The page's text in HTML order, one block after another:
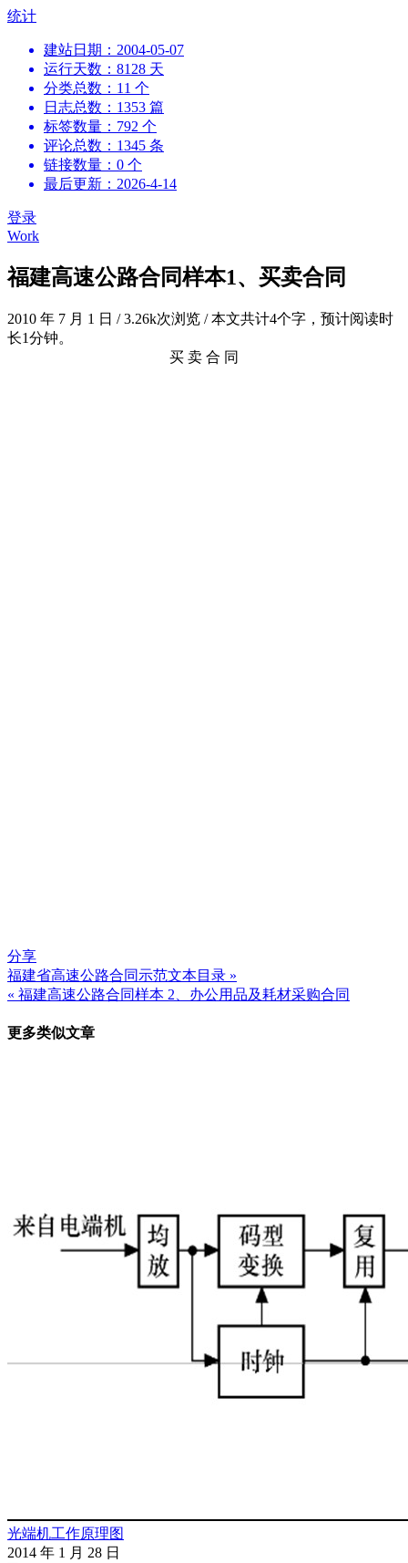
跳
统计
建站日期：2004-05-07
运行天数：8128 天
分类总数：11 个
日志总数：1353 篇
标签数量：792 个
评论总数：1345 条
链接数量：0 个
最后更新：2026-4-14
登录
Work
福建高速公路合同样本1、买卖合同
2010 年 7 月 1 日 /3.26k次浏览 /本文共计4个字，预计阅读时
长1分钟。
买 卖 合 同
分享
文
章
导
福建省高速公路合同示范文本目录 »
« 福建高速公路合同样本 2、办公用品及耗材采购合同
更多类似文章
光端机工作原理图
2014 年 1 月 28 日